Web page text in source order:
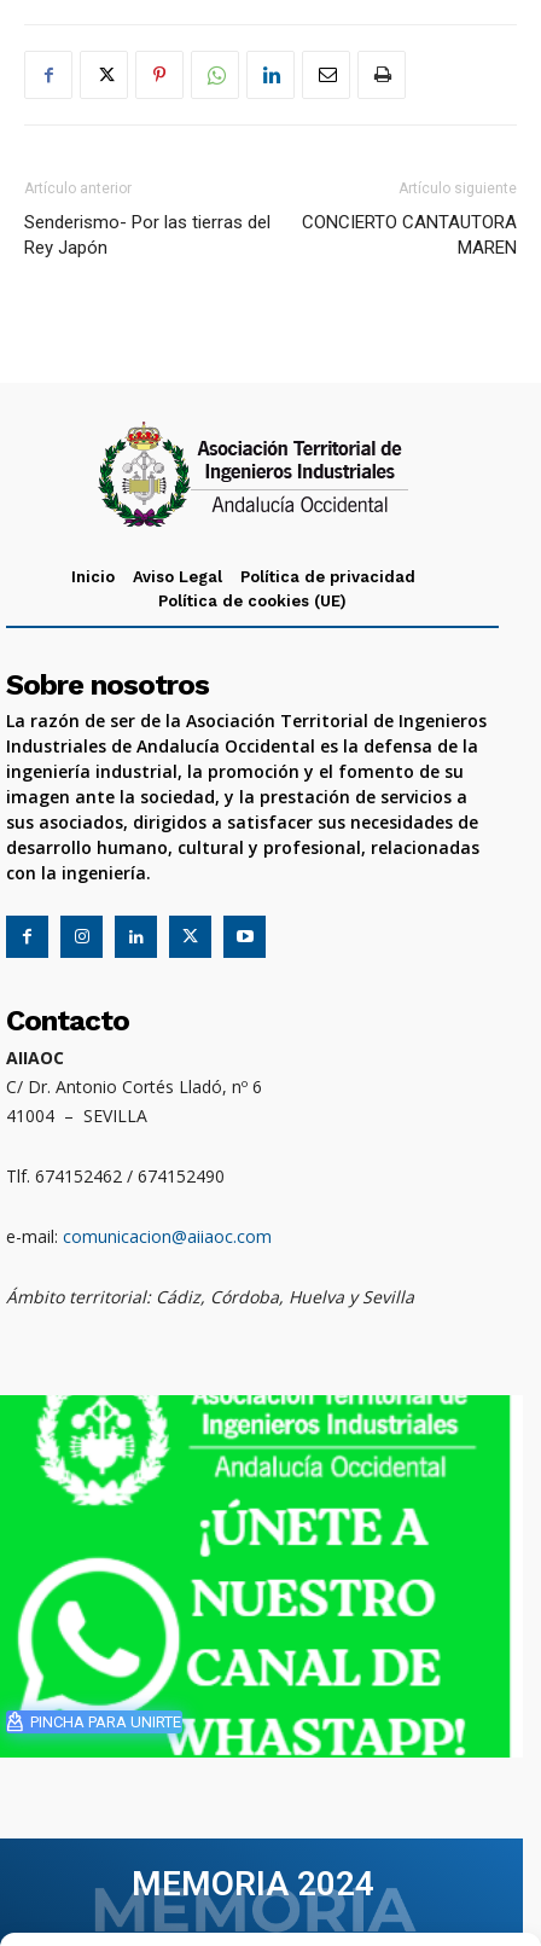
Artículo anterior
Senderismo- Por las tierras del
Rey Japón
Artículo siguiente
CONCIERTO CANTAUTORA
MAREN
Inicio Aviso Legal
Política de privacidad
Política de cookies (UE)
Sobre nosotros
La razón de ser de la Asociación Territorial de Ingenieros
Industriales de Andalucía Occidental es la defensa de la
ingeniería industrial, la promoción y el fomento de su
imagen ante la sociedad, y la prestación de servicios a
sus asociados, dirigidos a satisfacer sus necesidades de
desarrollo humano, cultural y profesional, relacionadas
con la ingeniería.
Contacto
AIIAOC
C/ Dr. Antonio Cortés Lladó, nº 6
41004 – SEVILLA
Tlf. 674152462 / 674152490
e-mail: comunicacion@aiiaoc.com
Ámbito territorial: Cádiz, Córdoba, Huelva y Sevilla
PINCHA PARA UNIRTE
MEMORIA 2024